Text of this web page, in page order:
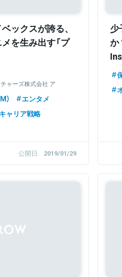
ックスが誇る、
を生み出す「プ
ャーズ株式会社 ア
ズ社 企画室 ゼネラ
）
エンタメ
キャリア戦略
公開日 2019/01/29
少
か